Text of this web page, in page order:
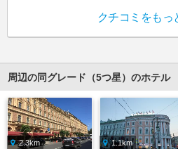
クチコミをもっ
周辺の同グレード（5つ星）のホテル
2.3km 1.1km